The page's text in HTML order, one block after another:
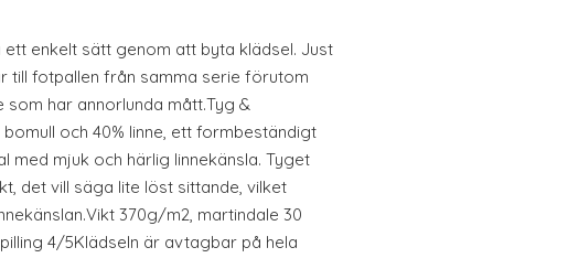
ett enkelt sätt genom att byta klädsel. Just
till fotpallen från samma serie förutom
som har annorlunda mått.Tyg &
och 40% linne, ett formbeständigt
med mjuk och härlig linnekänsla. Tyget
det vill säga lite löst sittande, vilket
370g/m2, martindale 30
4/5Klädseln är avtagbar på hela